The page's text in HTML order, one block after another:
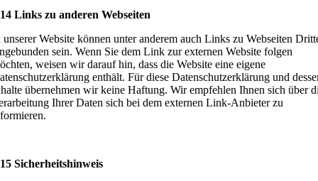
Links zu anderen Webseiten
unserer Website können unter anderem auch Links zu Webseiten
sein. Wenn Sie dem Link zur externen Website folgen
weisen wir darauf hin, dass die Website eine eigene
enthält. Für diese Datenschutzerklärung und
übernehmen wir keine Haftung. Wir empfehlen Ihnen sich über
Ihrer Daten sich bei dem externen Link-Anbieter zu
Sicherheitshinweis